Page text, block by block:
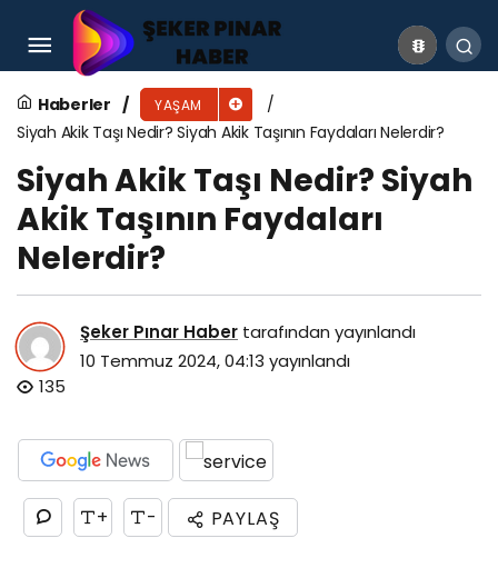
Haberler YAŞAM
Siyah Akik Taşı Nedir? Siyah Akik Taşının Faydaları Nelerdir?
Siyah Akik Taşı Nedir? Siyah
Akik Taşının Faydaları
Nelerdir?
Şeker Pınar Haber tarafından yayınlandı
10 Temmuz 2024, 04:13 yayınlandı
135
+ - PAYLAŞ
Polo Ralph Lauren İsrail Malı Mı? Polo Ralph
Lauren Hangi Ülkenin?